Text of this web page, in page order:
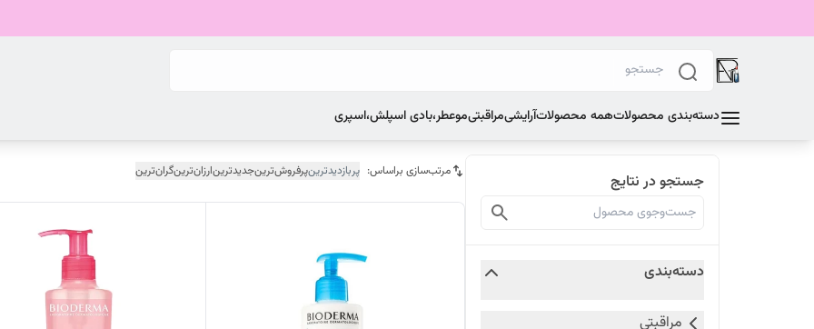
دسته‌بندی محصولاتهمه محصولاتآرایشیمراقبتیموعطر،بادی اسپلش،اسپری
جستجو در نتایج
دسته‌بندی
مراقبتی
مرتب‌سازی براساس: پربازدیدترینپرفروش‌ترینجدیدترینارزان‌ترینگران‌ترین